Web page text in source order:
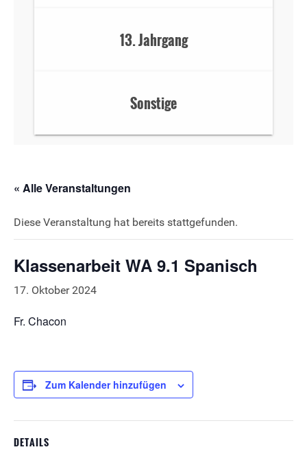
13. Jahrgang
Sonstige
« Alle Veranstaltungen
Diese Veranstaltung hat bereits stattgefunden.
Klassenarbeit WA 9.1 Spanisch
17. Oktober 2024
Fr. Chacon
Zum Kalender hinzufügen
DETAILS